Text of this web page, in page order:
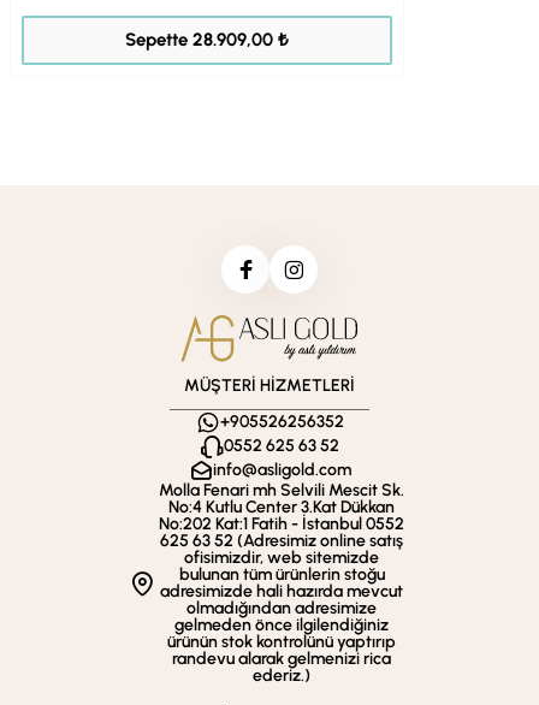
Sepette 28.909,00 ₺
MÜŞTERİ HİZMETLERİ
+905526256352
0552 625 63 52
info@asligold.com
Molla Fenari mh Selvili Mescit Sk.
No:4 Kutlu Center 3.Kat Dükkan
No:202 Kat:1 Fatih - İstanbul 0552
625 63 52 (Adresimiz online satış
ofisimizdir, web sitemizde
bulunan tüm ürünlerin stoğu
adresimizde hali hazırda mevcut
olmadığından adresimize
gelmeden önce ilgilendiğiniz
ürünün stok kontrolünü yaptırıp
randevu alarak gelmenizi rica
ederiz.)